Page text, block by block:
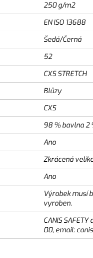
250 g/m2
EN ISO 13688
Šedá/Černá
52
CXS STRETCH
Blůzy
CXS
98 % bavlna 2
Ano
Zkrácená
Ano
Výrobek musí
vyroben.
CANIS
00, email: